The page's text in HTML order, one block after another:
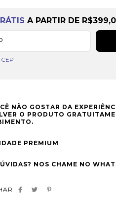
a partir deR$399,00
A PARTIR DE
NÃO GOSTAR DA
O PRODUTO
PREMIUM
NOS CHAME NO